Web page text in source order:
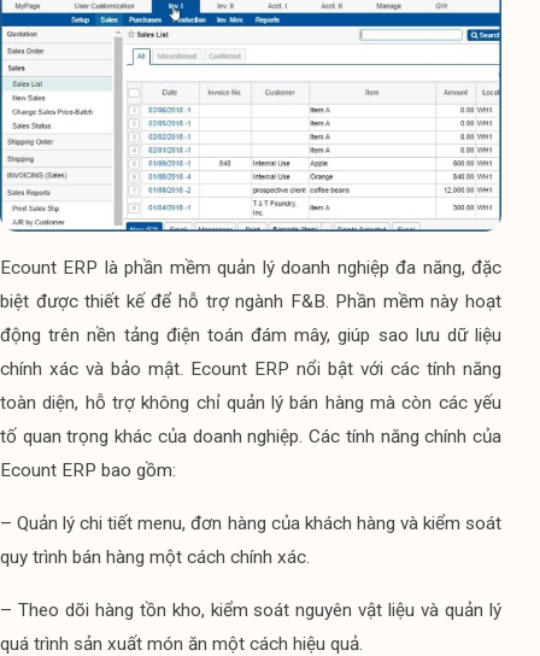
Ecount ERP là phần mềm quản lý doanh nghiệp đa năng, đặc
biệt được thiết kế để hỗ trợ ngành F&B. Phần mềm này hoạt
động trên nền tảng điện toán đám mây, giúp sao lưu dữ liệu
chính xác và bảo mật. Ecount ERP nổi bật với các tính năng
toàn diện, hỗ trợ không chỉ quản lý bán hàng mà còn các yếu
tố quan trọng khác của doanh nghiệp. Các tính năng chính của
Ecount ERP bao gồm:
– Quản lý chi tiết menu, đơn hàng của khách hàng và kiểm soát
quy trình bán hàng một cách chính xác.
– Theo dõi hàng tồn kho, kiểm soát nguyên vật liệu và quản lý
quá trình sản xuất món ăn một cách hiệu quả.